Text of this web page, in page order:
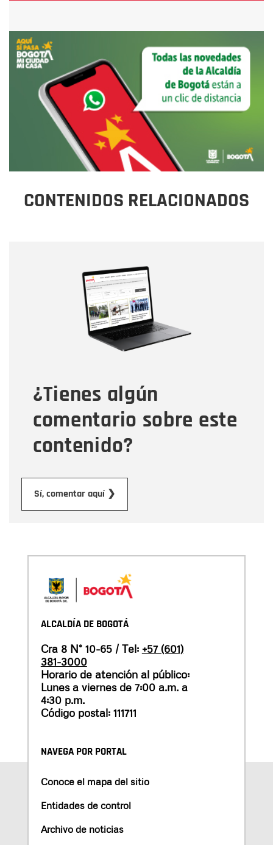
CONTENIDOS RELACIONADOS
¿Tienes algún
comentario sobre este
contenido?
Sí, comentar aquí ❯
Correo electrónico
Tipo de comentario
Mensaje
ALCALDÍA DE BOGOTÁ
Cra 8 N° 10-65 / Tel: +57 (601)
381-3000
Horario de atención al público:
Lunes a viernes de 7:00 a.m. a
4:30 p.m.
Código postal: 111711
NAVEGA POR PORTAL
Conoce el mapa del sitio
Entidades de control
Archivo de noticias